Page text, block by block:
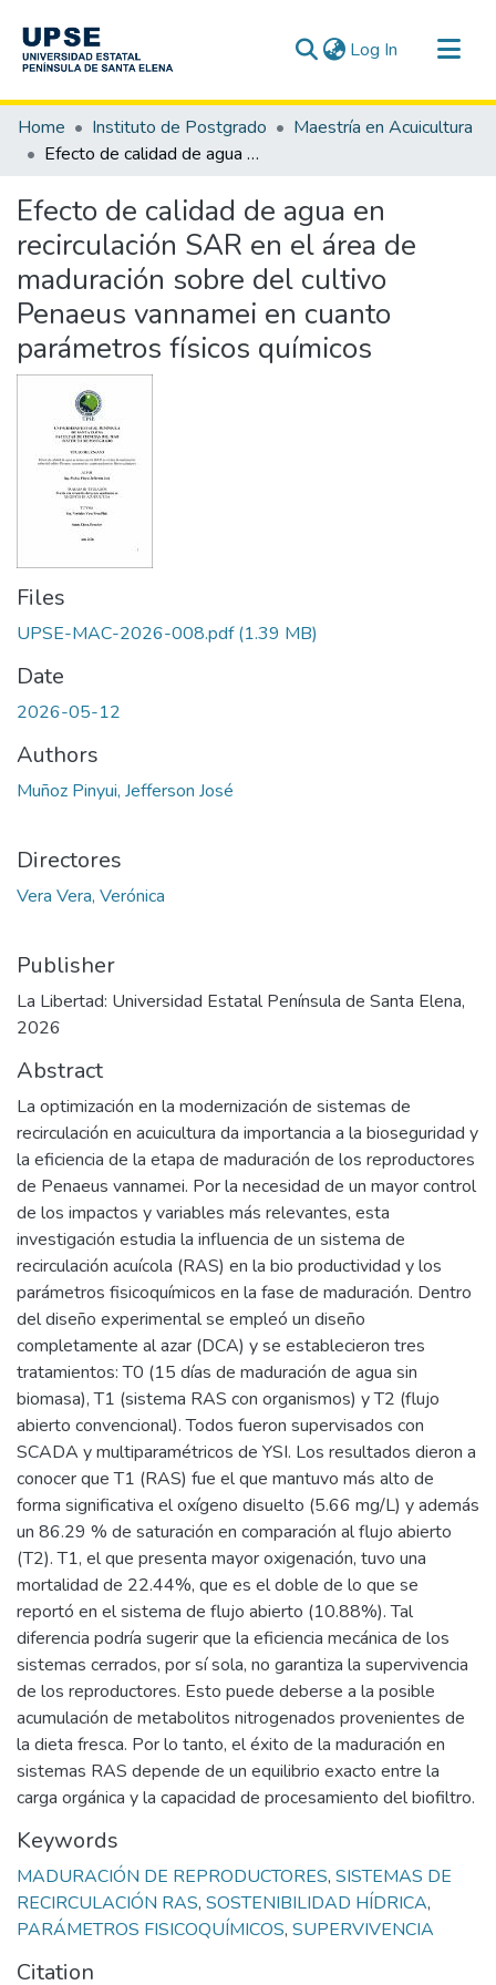
Log In (current)
Communities & Collections
All of DSpace
Home Instituto de Postgrado
Maestría en Acuicultura
Efecto de calidad de agua en recirculación SAR en el área de maduración sobre del cultivo Penaeus vannamei en cuanto parámetros físicos químicos
Efecto de calidad de agua en
recirculación SAR en el área de
maduración sobre del cultivo
Penaeus vannamei en cuanto
parámetros físicos químicos
Files
UPSE-MAC-2026-008.pdf(1.39 MB)
Date
2026-05-12
Authors
Muñoz Pinyui, Jefferson José
Directores
Vera Vera, Verónica
Publisher
La Libertad: Universidad Estatal Península de Santa Elena,
2026
Abstract
La optimización en la modernización de sistemas de
recirculación en acuicultura da importancia a la bioseguridad y
la eficiencia de la etapa de maduración de los reproductores
de Penaeus vannamei. Por la necesidad de un mayor control
de los impactos y variables más relevantes, esta
investigación estudia la influencia de un sistema de
recirculación acuícola (RAS) en la bio productividad y los
parámetros fisicoquímicos en la fase de maduración. Dentro
del diseño experimental se empleó un diseño
completamente al azar (DCA) y se establecieron tres
tratamientos: T0 (15 días de maduración de agua sin
biomasa), T1 (sistema RAS con organismos) y T2 (flujo
abierto convencional). Todos fueron supervisados con
SCADA y multiparamétricos de YSI. Los resultados dieron a
conocer que T1 (RAS) fue el que mantuvo más alto de
forma significativa el oxígeno disuelto (5.66 mg/L) y además
un 86.29 % de saturación en comparación al flujo abierto
(T2). T1, el que presenta mayor oxigenación, tuvo una
mortalidad de 22.44%, que es el doble de lo que se
reportó en el sistema de flujo abierto (10.88%). Tal
diferencia podría sugerir que la eficiencia mecánica de los
sistemas cerrados, por sí sola, no garantiza la supervivencia
de los reproductores. Esto puede deberse a la posible
acumulación de metabolitos nitrogenados provenientes de
la dieta fresca. Por lo tanto, el éxito de la maduración en
sistemas RAS depende de un equilibrio exacto entre la
carga orgánica y la capacidad de procesamiento del biofiltro.
Keywords
MADURACIÓN DE REPRODUCTORES, SISTEMAS DE
RECIRCULACIÓN RAS, SOSTENIBILIDAD HÍDRICA,
PARÁMETROS FISICOQUÍMICOS, SUPERVIVENCIA
Citation